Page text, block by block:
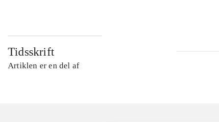
Tidsskrift
Artiklen er en del af